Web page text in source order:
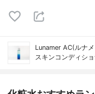
Lunamer AC(ルナ
スキンコンディシ